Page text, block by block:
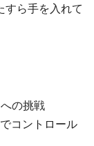
すら手を入れて
の挑戦
コントロール